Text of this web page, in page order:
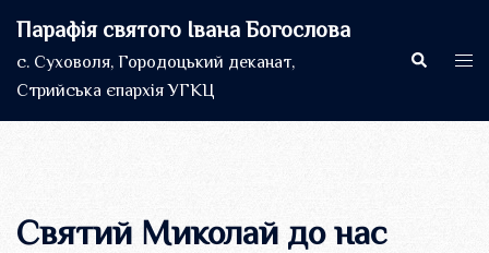
до
вмісту
Парафія святого Івана Богослова
с. Суховоля, Городоцький деканат,
Стрийська єпархія УГКЦ
Пошук
Святий Миколай до нас